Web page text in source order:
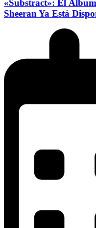
«Substract»: El
Sheeran Ya Está